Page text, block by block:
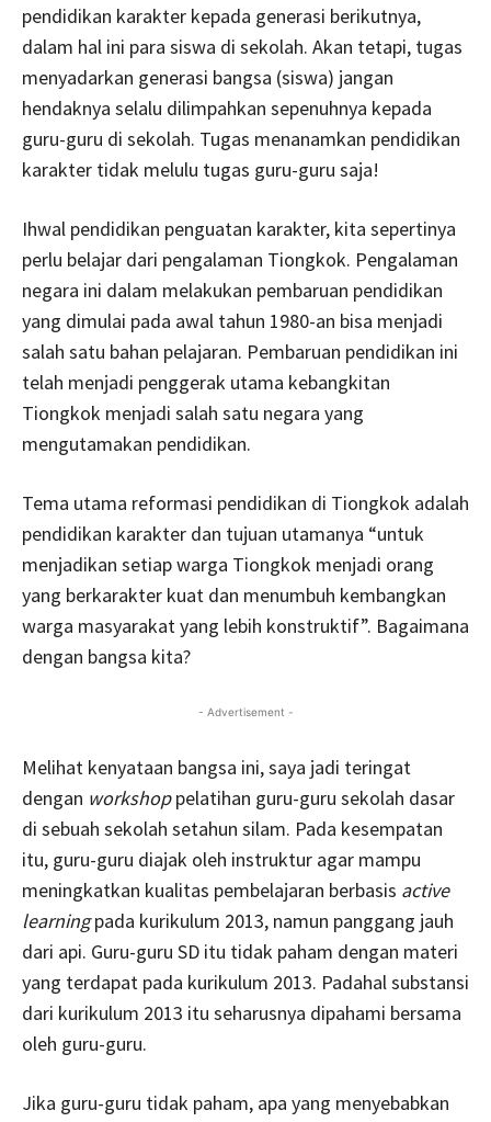
pendidikan karakter kepada generasi berikutnya,
dalam hal ini para siswa di sekolah. Akan tetapi, tugas
menyadarkan generasi bangsa (siswa) jangan
hendaknya selalu dilimpahkan sepenuhnya kepada
guru-guru di sekolah. Tugas menanamkan pendidikan
karakter tidak melulu tugas guru-guru saja!
Ihwal pendidikan penguatan karakter, kita sepertinya
perlu belajar dari pengalaman Tiongkok. Pengalaman
negara ini dalam melakukan pembaruan pendidikan
yang dimulai pada awal tahun 1980-an bisa menjadi
salah satu bahan pelajaran. Pembaruan pendidikan ini
telah menjadi penggerak utama kebangkitan
Tiongkok menjadi salah satu negara yang
mengutamakan pendidikan.
Tema utama reformasi pendidikan di Tiongkok adalah
pendidikan karakter dan tujuan utamanya “untuk
menjadikan setiap warga Tiongkok menjadi orang
yang berkarakter kuat dan menumbuh kembangkan
warga masyarakat yang lebih konstruktif”. Bagaimana
dengan bangsa kita?
- Advertisement -
Melihat kenyataan bangsa ini, saya jadi teringat
dengan workshoppelatihan guru-guru sekolah dasar
di sebuah sekolah setahun silam. Pada kesempatan
itu, guru-guru diajak oleh instruktur agar mampu
meningkatkan kualitas pembelajaran berbasis active
learningpada kurikulum 2013, namun panggang jauh
dari api. Guru-guru SD itu tidak paham dengan materi
yang terdapat pada kurikulum 2013. Padahal substansi
dari kurikulum 2013 itu seharusnya dipahami bersama
oleh guru-guru.
Jika guru-guru tidak paham, apa yang menyebabkan